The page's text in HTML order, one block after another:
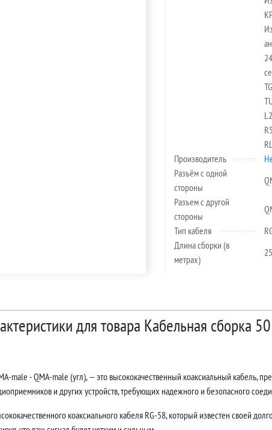
Производитель
Разъём с одной
стороны
Разъем с другой
стороны
Тип кабеля
Длина сборки (в
метрах)
25
для товара Кабельная сборка
male - QMA-male (угл), — это высококачественный коаксиальный кабель,
и других устройств, требующих надежного и безопасного
коаксиального кабеля RG-58, который известен своей